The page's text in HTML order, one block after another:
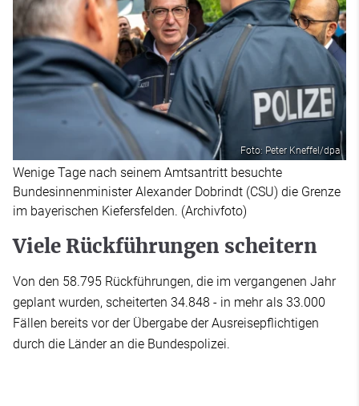
Foto: Peter Kneffel/dpa
Wenige Tage nach seinem Amtsantritt besuchte
Bundesinnenminister Alexander Dobrindt (CSU) die Grenze
im bayerischen Kiefersfelden. (Archivfoto)
Viele Rückführungen scheitern
Von den 58.795 Rückführungen, die im vergangenen Jahr
geplant wurden, scheiterten 34.848 - in mehr als 33.000
Fällen bereits vor der Übergabe der Ausreisepflichtigen
durch die Länder an die Bundespolizei.